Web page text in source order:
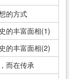
的方式
的丰富面相(1)
的丰富面相(2)
而在传承